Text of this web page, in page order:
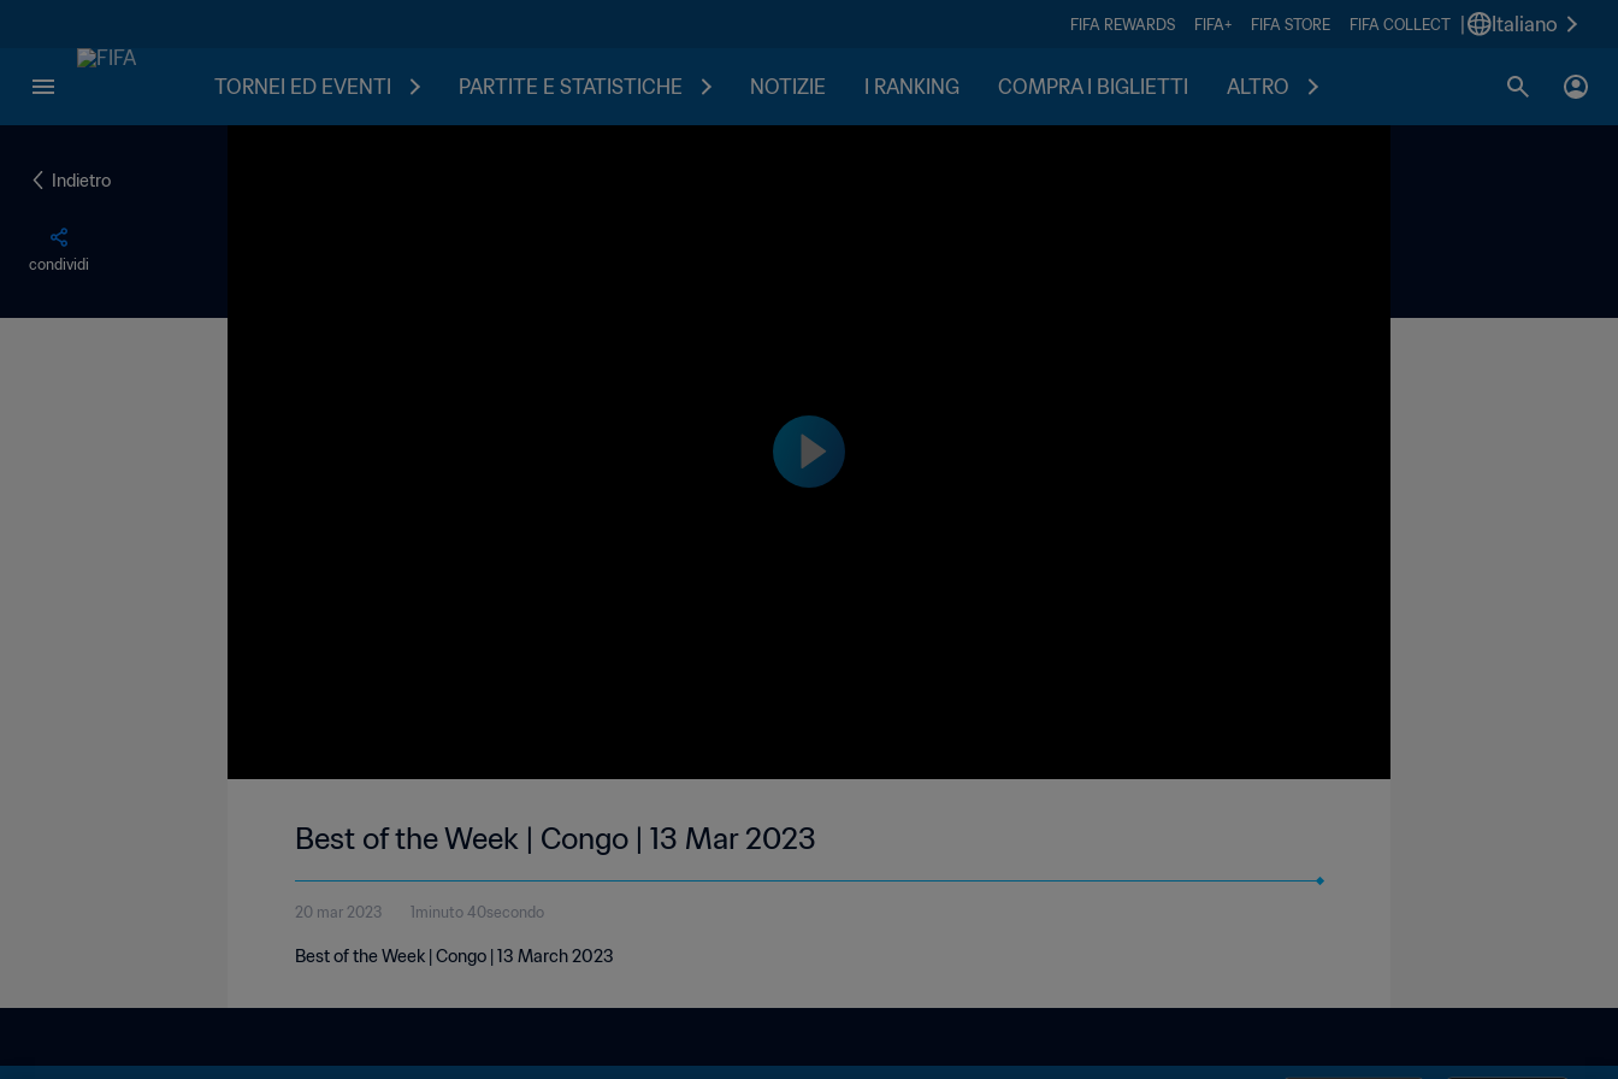
FIFA REWARDS FIFA+ FIFA STORE FIFA COLLECT Italiano
TORNEI ED EVENTI PARTITE E STATISTICHE NOTIZIE I RANKING COMPRA I BIGLIETTI ALTRO
Indietro
condividi
Best of the Week | Congo | 13 Mar 2023
20 mar 2023 1minuto 40secondo
Best of the Week | Congo | 13 March 2023